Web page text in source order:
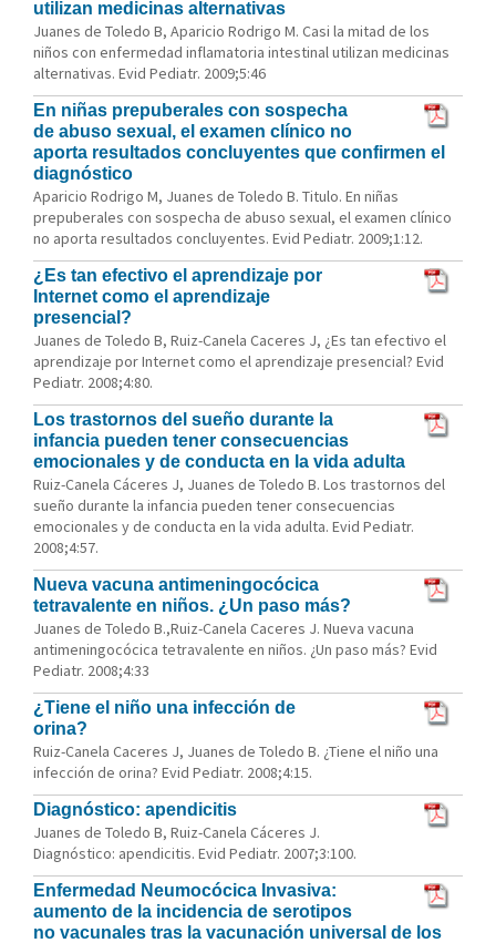
utilizan medicinas alternativas
Juanes de Toledo B, Aparicio Rodrigo M. Casi la mitad de los
niños con enfermedad inflamatoria intestinal utilizan medicinas
alternativas. Evid Pediatr. 2009;5:46
En niñas prepuberales con sospecha
de abuso sexual, el examen clínico no
aporta resultados concluyentes que confirmen el
diagnóstico
Aparicio Rodrigo M, Juanes de Toledo B. Titulo. En niñas
prepuberales con sospecha de abuso sexual, el examen clínico
no aporta resultados concluyentes. Evid Pediatr. 2009;1:12.
¿Es tan efectivo el aprendizaje por
Internet como el aprendizaje
presencial?
Juanes de Toledo B, Ruiz-Canela Caceres J, ¿Es tan efectivo el
aprendizaje por Internet como el aprendizaje presencial? Evid
Pediatr. 2008;4:80.
Los trastornos del sueño durante la
infancia pueden tener consecuencias
emocionales y de conducta en la vida adulta
Ruiz-Canela Cáceres J, Juanes de Toledo B. Los trastornos del
sueño durante la infancia pueden tener consecuencias
emocionales y de conducta en la vida adulta. Evid Pediatr.
2008;4:57.
Nueva vacuna antimeningocócica
tetravalente en niños. ¿Un paso más?
Juanes de Toledo B.,Ruiz-Canela Caceres J. Nueva vacuna
antimeningocócica tetravalente en niños. ¿Un paso más? Evid
Pediatr. 2008;4:33
¿Tiene el niño una infección de
orina?
Ruiz-Canela Caceres J, Juanes de Toledo B. ¿Tiene el niño una
infección de orina? Evid Pediatr. 2008;4:15.
Diagnóstico: apendicitis
Juanes de Toledo B, Ruiz-Canela Cáceres J.
Diagnóstico: apendicitis. Evid Pediatr. 2007;3:100.
Enfermedad Neumocócica Invasiva:
aumento de la incidencia de serotipos
no vacunales tras la vacunación universal de los